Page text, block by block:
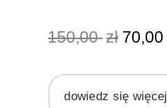
naturalny rattan
rattan
150,00zł 70,00
dowiedz się więcej